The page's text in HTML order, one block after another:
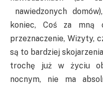
nawiedzonych
koniec, Coś za mną
przeznaczenie, Wizyty,
są to bardziej
trochę już w życiu
nocnym, nie ma